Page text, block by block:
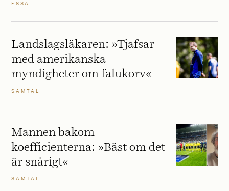
ESSÄ
Landslagsläkaren: »Tjafsar
med amerikanska
myndigheter om falukorv«
SAMTAL
Mannen bakom
koefficienterna: »Bäst om det
är snårigt«
SAMTAL